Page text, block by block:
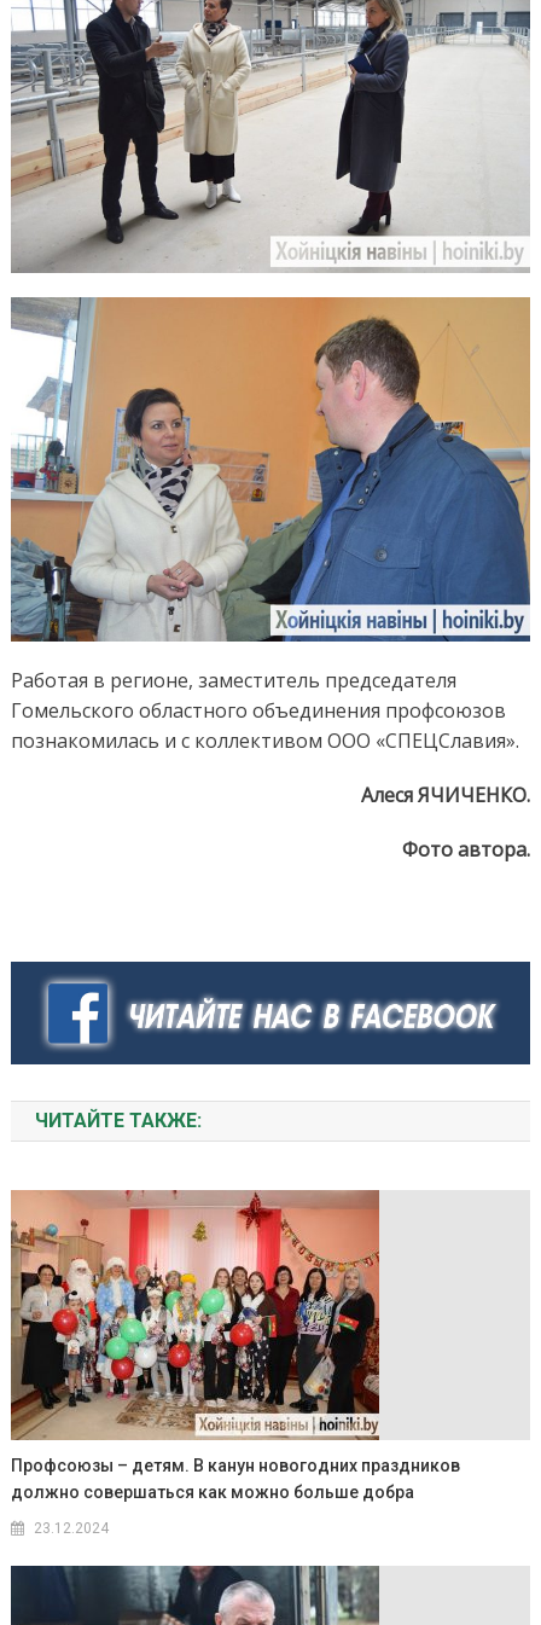
Работая в регионе, заместитель председателя
Гомельского областного объединения профсоюзов
познакомилась и с коллективом ООО «СПЕЦСлавия».
Алеся ЯЧИЧЕНКО.
Фото автора.
ЧИТАЙТЕ ТАКЖЕ:
Профсоюзы – детям. В канун новогодних праздников
должно совершаться как можно больше добра
23.12.2024